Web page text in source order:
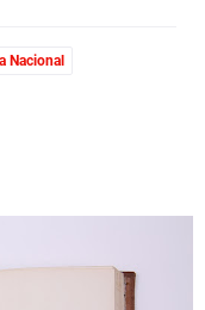
Nacional